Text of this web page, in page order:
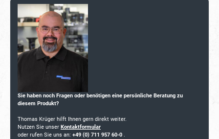
Sie haben noch Fragen oder benötigen eine persönliche Beratung zu
diesem Produkt?
Thomas Krüger hilft Ihnen gern direkt weiter.
Nutzen Sie unser Kontaktformular
oder rufen Sie uns an: +49 (0) 711 957 60-0 .